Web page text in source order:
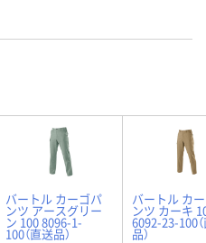
バートル カーゴパ
ンツ アースグリー
ン 100 8096-1-
100（直送品）
バートル カ
ンツ カーキ
6092-23-100
品）